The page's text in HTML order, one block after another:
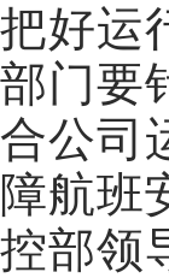
把好运
部门要
合公司
障航班
控部领